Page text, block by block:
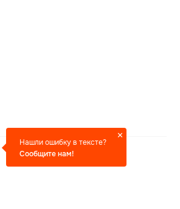
Нашли ошибку в тексте?
Сообщите нам!